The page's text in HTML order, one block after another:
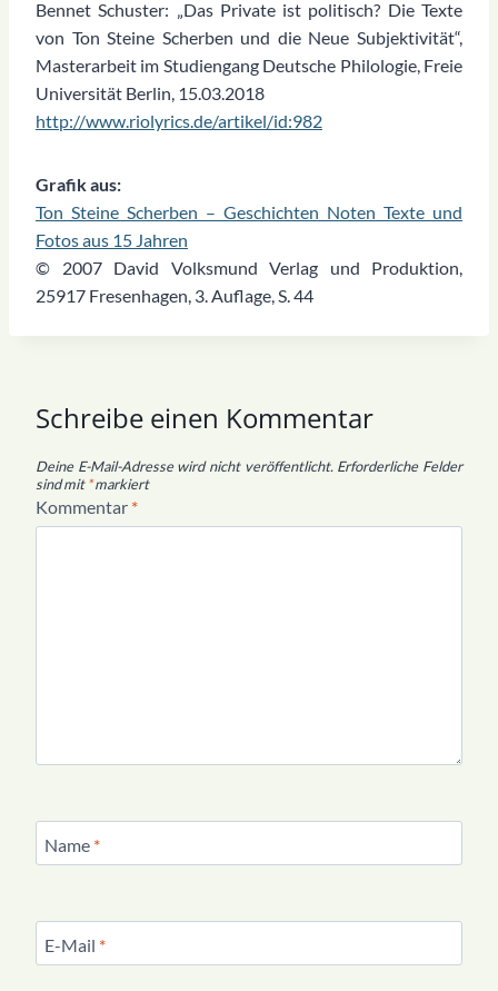
Bennet Schuster: „Das Private ist politisch? Die Texte
von Ton Steine Scherben und die Neue Subjektivität“,
Masterarbeit im Studiengang Deutsche Philologie, Freie
Universität Berlin, 15.03.2018
http://www.riolyrics.de/artikel/id:982
Grafik aus:
Ton Steine Scherben – Geschichten Noten Texte und
Fotos aus 15 Jahren
© 2007 David Volksmund Verlag und Produktion,
25917 Fresenhagen, 3. Auflage, S. 44
Schreibe einen Kommentar
Deine E-Mail-Adresse wird nicht veröffentlicht. Erforderliche Felder
sind mit*markiert
Kommentar *
Name *
E-Mail *